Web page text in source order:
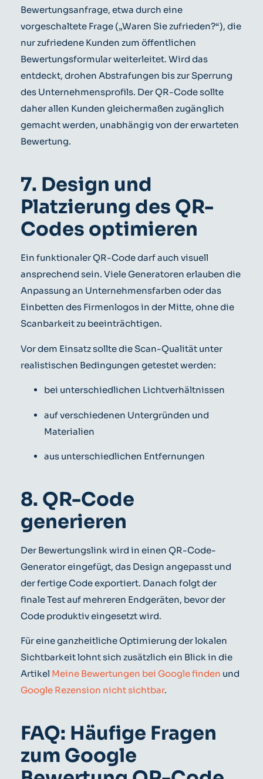
Bewertungsanfrage, etwa durch eine
vorgeschaltete Frage („Waren Sie zufrieden?“), die
nur zufriedene Kunden zum öffentlichen
Bewertungsformular weiterleitet. Wird das
entdeckt, drohen Abstrafungen bis zur Sperrung
des Unternehmensprofils. Der QR-Code sollte
daher allen Kunden gleichermaßen zugänglich
gemacht werden, unabhängig von der erwarteten
Bewertung.
7. Design und
Platzierung des QR-
Codes optimieren
Ein funktionaler QR-Code darf auch visuell
ansprechend sein. Viele Generatoren erlauben die
Anpassung an Unternehmensfarben oder das
Einbetten des Firmenlogos in der Mitte, ohne die
Scanbarkeit zu beeinträchtigen.
Vor dem Einsatz sollte die Scan-Qualität unter
realistischen Bedingungen getestet werden:
bei unterschiedlichen Lichtverhältnissen
auf verschiedenen Untergründen und
Materialien
aus unterschiedlichen Entfernungen
8. QR-Code
generieren
Der Bewertungslink wird in einen QR-Code-
Generator eingefügt, das Design angepasst und
der fertige Code exportiert. Danach folgt der
finale Test auf mehreren Endgeräten, bevor der
Code produktiv eingesetzt wird.
Für eine ganzheitliche Optimierung der lokalen
Sichtbarkeit lohnt sich zusätzlich ein Blick in die
Artikel Meine Bewertungen bei Google finden und
Google Rezension nicht sichtbar.
FAQ: Häufige Fragen
zum Google